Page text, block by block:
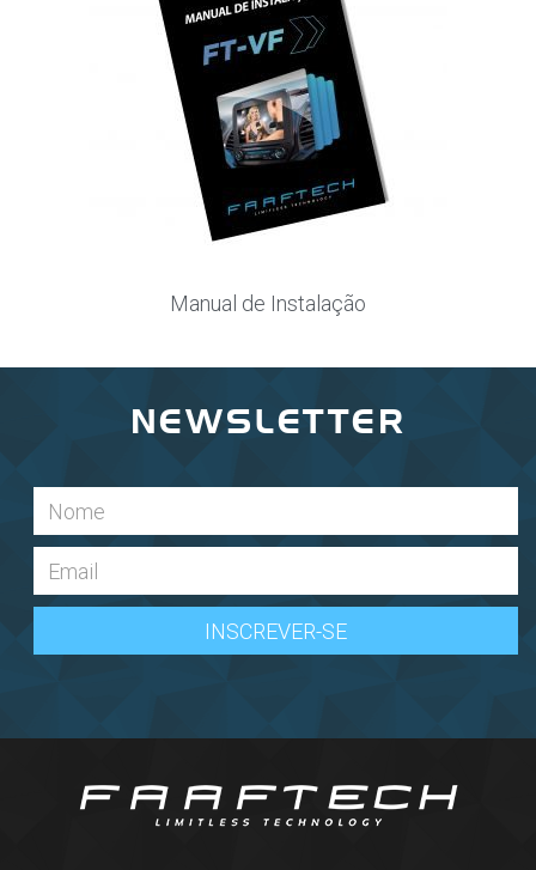
Manual de Instalação
NEWSLETTER